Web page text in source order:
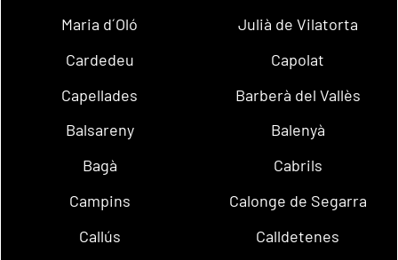
Maria d´Oló
Julià de Vilatorta
Cardedeu
Capolat
Capellades
Barberà del Vallès
Balsareny
Balenyà
Bagà
Cabrils
Campins
Calonge de Segarra
Callús
Calldetenes